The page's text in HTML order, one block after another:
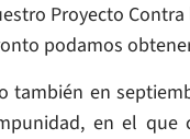
Proyecto
podamos
también en
en el que